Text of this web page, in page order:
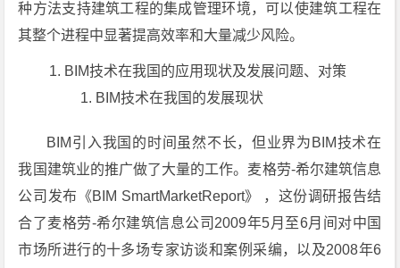
种方法支持建筑工程的集成管理环境，可以使建筑工程在
其整个进程中显著提高效率和大量减少风险。
BIM技术在我国的应用现状及发展问题、对策
BIM技术在我国的发展现状
BIM引入我国的时间虽然不长，但业界为BIM技术在
我国建筑业的推广做了大量的工作。麦格劳-希尔建筑信息
公司发布《BIM SmartMarketReport》 ，这份调研报告结
合了麦格劳-希尔建筑信息公司2009年5月至6月间对中国
市场所进行的十多场专家访谈和案例采编，以及2008年6